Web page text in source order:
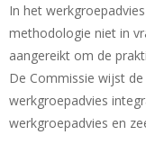
In het
methodologie niet in
aangereikt om de
De Commissie wijst
werkgroepadvies
werkgroepadvies en